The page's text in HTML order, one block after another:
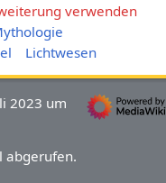
verwenden
Lichtwesen
2023 um
abgerufen.